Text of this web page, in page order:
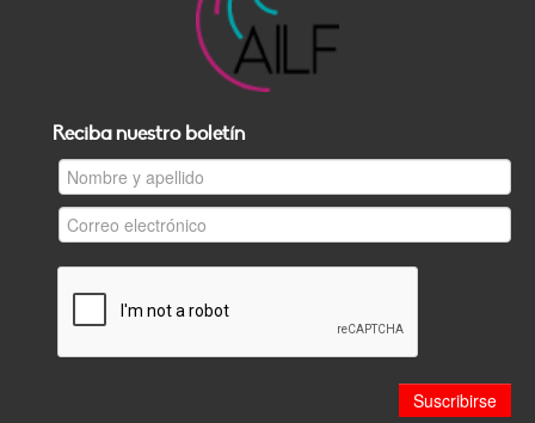
Reciba nuestro boletín